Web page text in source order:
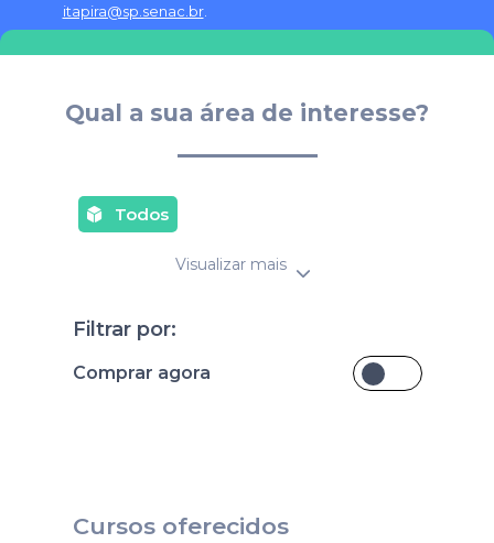
itapira@sp.senac.br.
Qual a sua área de interesse?
Todos
Visualizar mais
Filtrar por:
Comprar agora
Cursos oferecidos